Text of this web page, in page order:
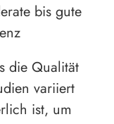
bis gute
die Qualität
variiert
ist, um